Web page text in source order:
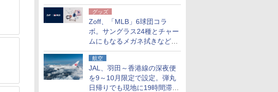
分、えきねっと限定
グッズ
Zoff、「MLB」6球団コラ
ボ。サングラス24種とチャー
ムにもなるメガネ拭きなど雑
貨24種
航空
JAL、羽田～香港線の深夜便
を9～10月限定で設定。弾丸
日帰りでも現地に19時間滞在